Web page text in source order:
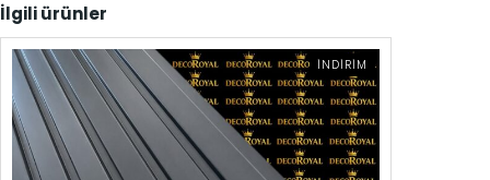
İlgili ürünler
İNDIRIM İNDIRIMDEKI
ÜRÜN